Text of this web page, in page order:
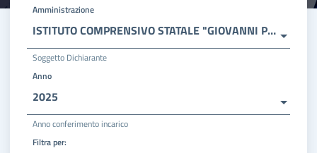
Amministrazione
ISTITUTO COMPRENSIVO STATALE "GIOVANNI PAOLO II"
Soggetto Dichiarante
Anno
2025
Anno conferimento incarico
Filtra per: